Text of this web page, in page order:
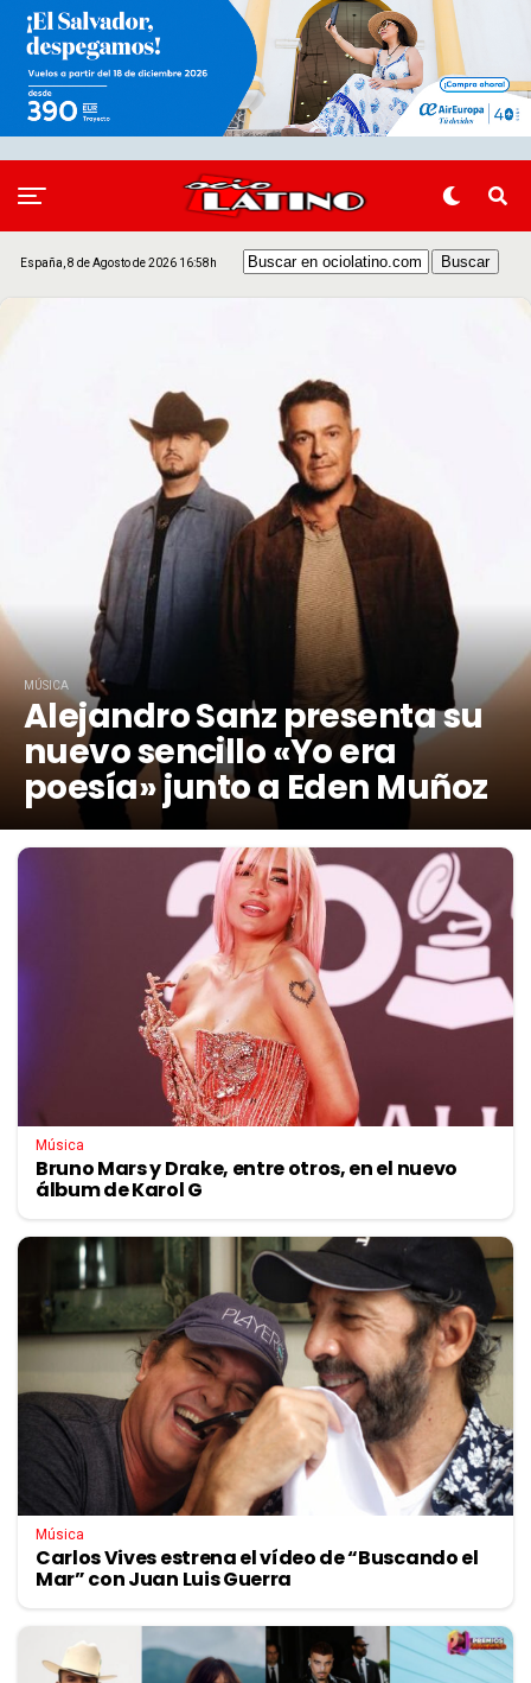
España, 8 de Agosto de 2026 16:58h
MÚSICA
Alejandro Sanz presenta su
nuevo sencillo «Yo era
poesía» junto a Eden Muñoz
Música
Bruno Mars y Drake, entre otros, en el nuevo
álbum de Karol G
Música
Carlos Vives estrena el vídeo de “Buscando el
Mar” con Juan Luis Guerra